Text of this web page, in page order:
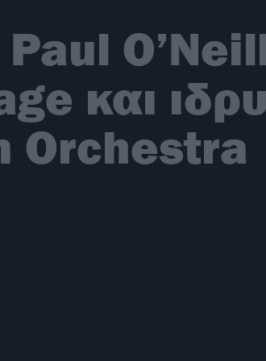
και
Orchestra